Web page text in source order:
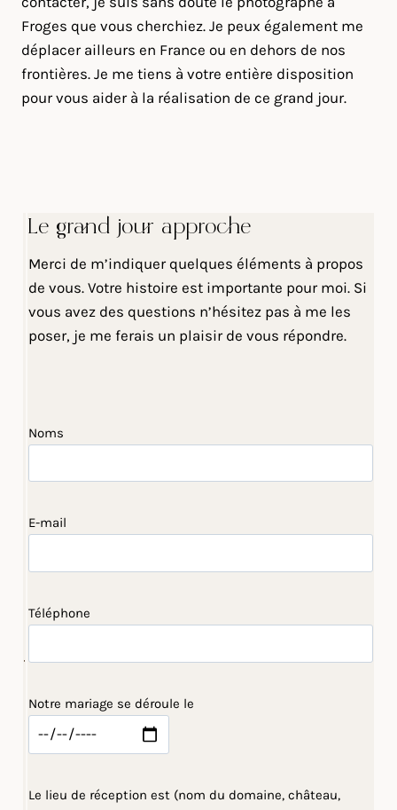
Froges que vous cherchiez. Je peux également me
déplacer ailleurs en France ou en dehors de nos
frontières. Je me tiens à votre entière disposition
pour vous aider à la réalisation de ce grand jour.
Le grand jour approche
Merci de m’indiquer quelques éléments à propos
de vous. Votre histoire est importante pour moi. Si
vous avez des questions n’hésitez pas à me les
poser, je me ferais un plaisir de vous répondre.
Noms
E-mail
Téléphone
Notre mariage se déroule le
Le lieu de réception est (nom du domaine, château,